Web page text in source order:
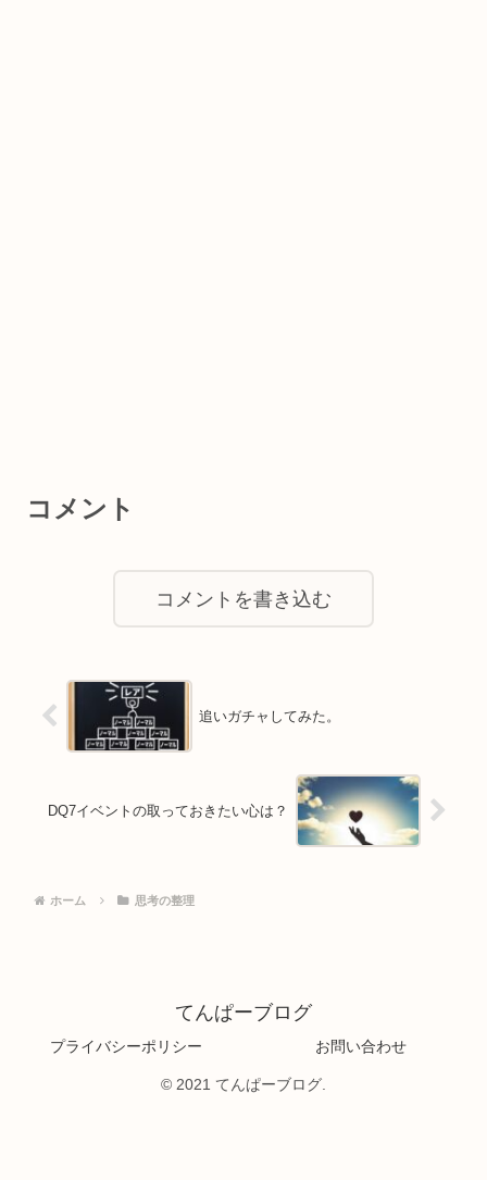
コメント
コメントを書き込む
追いガチャしてみた。
DQ7イベントの取っておきたい心は？
ホーム 思考の整理
てんぱーブログ
プライバシーポリシー お問い合わせ
© 2021 てんぱーブログ.